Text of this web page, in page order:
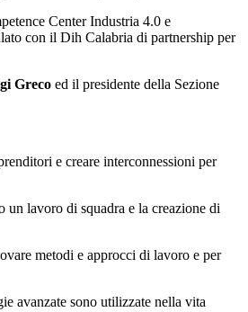
Center Industria 4.0 e
con il Dih Calabria di partnership per
Greco ed il presidente della Sezione
e creare interconnessioni per
lavoro di squadra e la creazione di
metodi e approcci di lavoro e per
avanzate sono utilizzate nella vita